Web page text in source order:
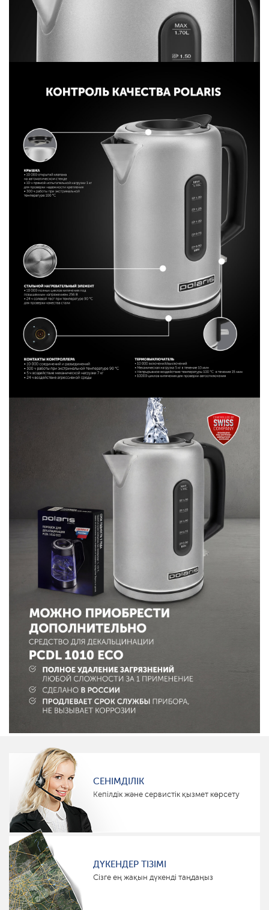
СЕНІМДІЛІК
Кепілдік және сервистік қызмет көрсету
ДҮКЕНДЕР ТІЗІМІ
Сізге ең жақын дүкенді таңдаңыз